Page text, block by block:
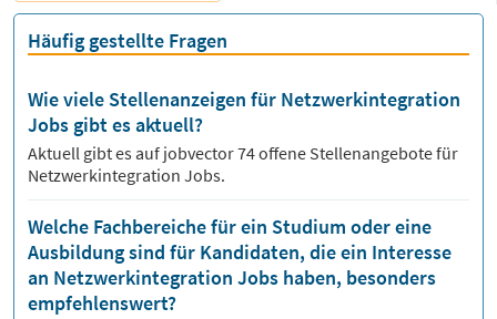
Häufig gestellte Fragen
Wie viele Stellenanzeigen für Netzwerkintegration
Jobs gibt es aktuell?
Aktuell gibt es auf jobvector74offene Stellenangebote für
Netzwerkintegration Jobs.
Welche Fachbereiche für ein Studium oder eine
Ausbildung sind für Kandidaten, die ein Interesse
an Netzwerkintegration Jobs haben, besonders
empfehlenswert?